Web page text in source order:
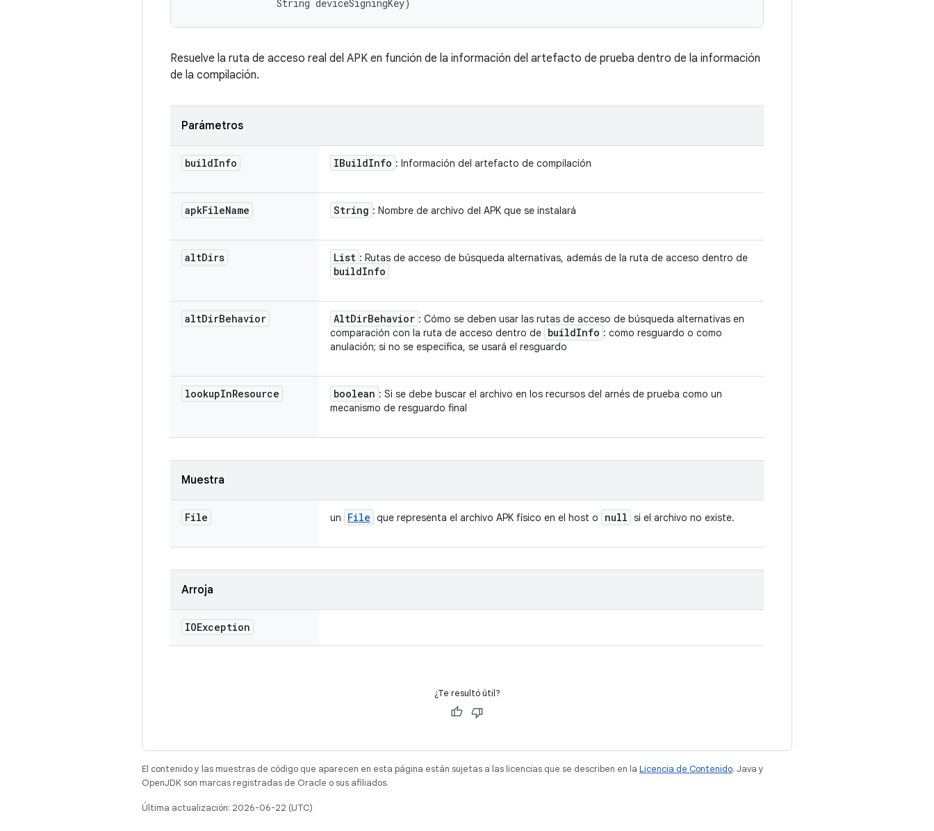
                String deviceSigningKey)
Resuelve la ruta de acceso real del APK en función de la información del artefacto de prueba dentro de la información
de la compilación.
Parámetros
buildInfo IBuildInfo : Información del artefacto de compilación
apkFileName String : Nombre de archivo del APK que se instalará
altDirs List : Rutas de acceso de búsqueda alternativas, además de la ruta de acceso dentro de
buildInfo
altDirBehavior AltDirBehavior : Cómo se deben usar las rutas de acceso de búsqueda alternativas en
comparación con la ruta de acceso dentro de buildInfo : como resguardo o como
anulación; si no se especifica, se usará el resguardo
lookupInResource boolean : Si se debe buscar el archivo en los recursos del arnés de prueba como un
mecanismo de resguardo final
Muestra
File un File que representa el archivo APK físico en el host o null si el archivo no existe.
Arroja
IOException
¿Te resultó útil?
El contenido y las muestras de código que aparecen en esta página están sujetas a las licencias que se describen en la Licencia de Contenido. Java y
OpenJDK son marcas registradas de Oracle o sus afiliados.
Última actualización: 2026-06-22 (UTC)